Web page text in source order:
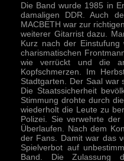
Die Band wurde 1985 in
damaligen DDR. Auch
MACBETH war zur
weiterer Gitarrist dazu.
Kurz nach der
charismatischen
wie verrückt und die
Kopfschmerzen. Im
Stadtgarten. Der Saal war
Die Staatssicherheit
Stimmung drohte durch
wiederholt die Leute zu
Polizei. Sie verwehrte
Überlaufen. Nach dem
der Fans. Damit war das
Spielverbot auf
Band. Die Zulassung